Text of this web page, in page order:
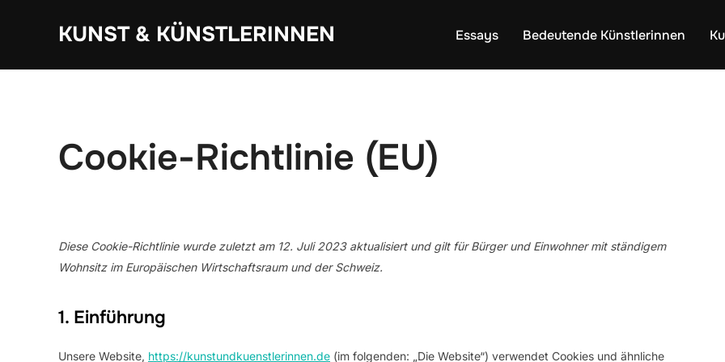
KUNST & KÜNSTLERINNEN Essays Bedeutende Künstlerinnen
Cookie-Richtlinie (EU)
Diese Cookie-Richtlinie wurde zuletzt am 12. Juli 2023 aktualisiert und gilt für Bürger und Einwohner mit ständigem
Wohnsitz im Europäischen Wirtschaftsraum und der Schweiz.
1. Einführung
Unsere Website, https://kunstundkuenstlerinnen.de (im folgenden: „Die Website“) verwendet Cookies und ähnliche